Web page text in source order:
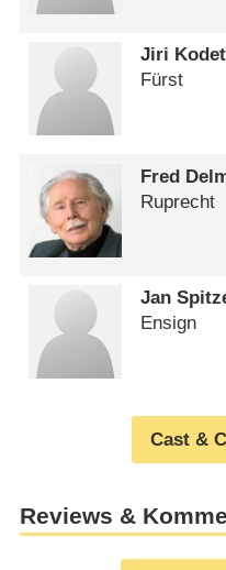
Jiri Kodet
Fürst
Fred
Ruprecht
Jan
Ensign
Cast &
Reviews &